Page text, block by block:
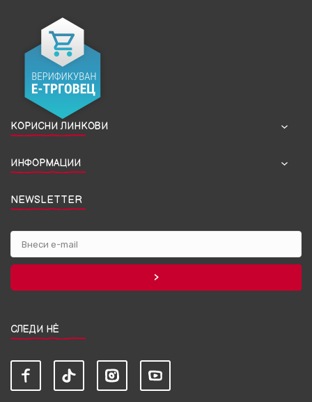
КОРИСНИ ЛИНКОВИ
ИНФОРМАЦИИ
NEWSLETTER
СЛЕДИ НЀ